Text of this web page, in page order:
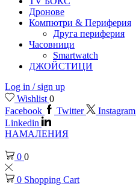
Дронове
Компютри & Периферия
Друга периферия
Часовници
Smartwatch
ДЖОЙСТИЦИ
Log in / sign up
Wishlist 0
Facebook
Twitter Instagram
Linkedin
НАМАЛЕНИЯ
0 0
0 Shopping Cart